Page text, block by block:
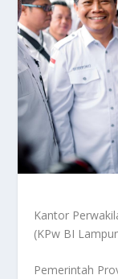
Kantor
(KPw BI
Pemerintah